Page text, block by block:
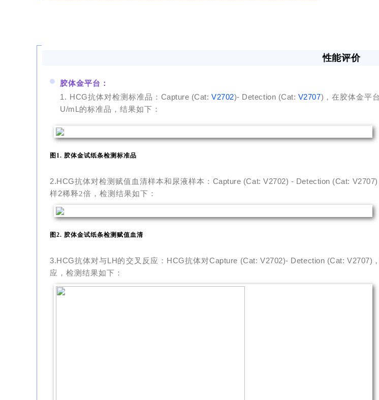
性能评价
胶体金平台：
1. HCG抗体对检测标准品： Capture (Cat:V2702)- Detection (Cat: V2707) ，在胶体金平
U/mL 的标准品，结果如下：
图1. 胶体金试纸条检测标准品
2.HCG抗体对检测赋值血清样本和尿液样本： Capture (Cat:V2702) - Detection (Cat: V2707)
样2稀释2倍，检测结果如下：
图2. 胶体金试纸条检测赋值血清
3.HCG抗体对与LH的交叉反应： HCG抗体对Capture (Cat: V2702)- Detection (Cat:V2707)
应，检测结果如下：